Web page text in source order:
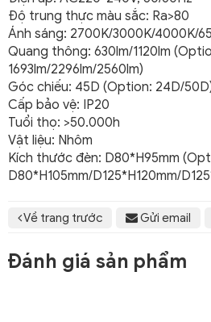
Độ trung thực màu sắc: Ra>80
Ánh sáng: 2700K/3000K/4000K/
Quang thông: 630lm/1120lm
1693lm/2296lm/2560lm)
Góc chiếu: 45D (Option: 24D/
Cấp bảo vệ: IP20
Tuổi thọ: >50.000h
Vật liệu: Nhôm
Kích thước đèn: D80*H95mm
D80*H105mm/D125*H120mm/
Về trang trước Gửi email
Đánh giá sản phẩm